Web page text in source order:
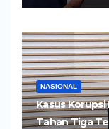
NASIONAL
Kasus Korupsi
Tahan Tiga